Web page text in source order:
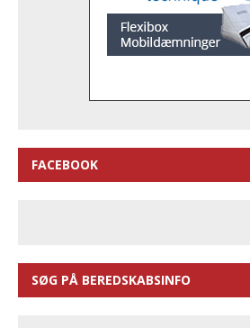
FACEBOOK
SØG PÅ BEREDSKABSINFO